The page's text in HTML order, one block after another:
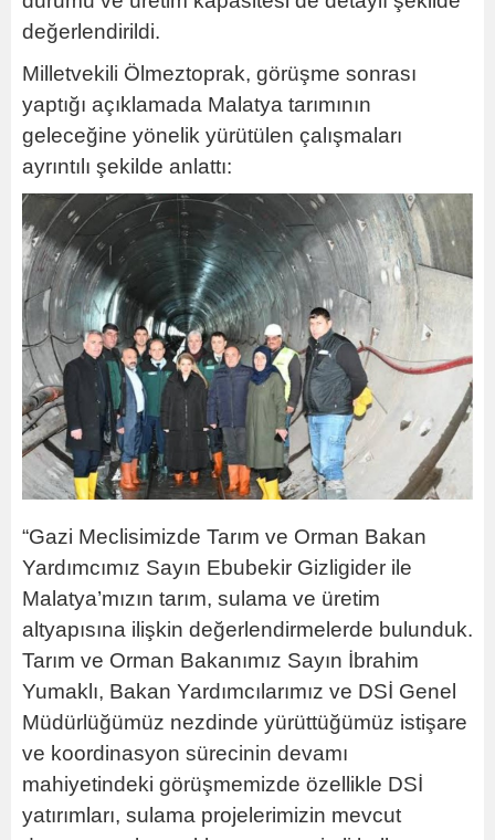
değerlendirildi.
Milletvekili Ölmeztoprak, görüşme sonrası
yaptığı açıklamada Malatya tarımının
geleceğine yönelik yürütülen çalışmaları
ayrıntılı şekilde anlattı:
“Gazi Meclisimizde Tarım ve Orman Bakan
Yardımcımız Sayın Ebubekir Gizligider ile
Malatya’mızın tarım, sulama ve üretim
altyapısına ilişkin değerlendirmelerde bulunduk.
Tarım ve Orman Bakanımız Sayın İbrahim
Yumaklı, Bakan Yardımcılarımız ve DSİ Genel
Müdürlüğümüz nezdinde yürüttüğümüz istişare
ve koordinasyon sürecinin devamı
mahiyetindeki görüşmemizde özellikle DSİ
yatırımları, sulama projelerimizin mevcut